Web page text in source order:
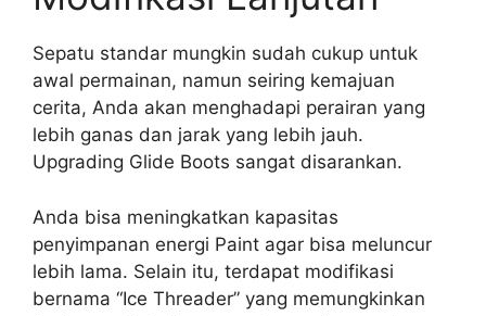
Sepatu standar mungkin sudah cukup untuk
awal permainan, namun seiring kemajuan
cerita, Anda akan menghadapi perairan yang
lebih ganas dan jarak yang lebih jauh.
Upgrading Glide Boots sangat disarankan.
Anda bisa meningkatkan kapasitas
penyimpanan energi Paint agar bisa meluncur
lebih lama. Selain itu, terdapat modifikasi
bernama “Ice Threader” yang memungkinkan